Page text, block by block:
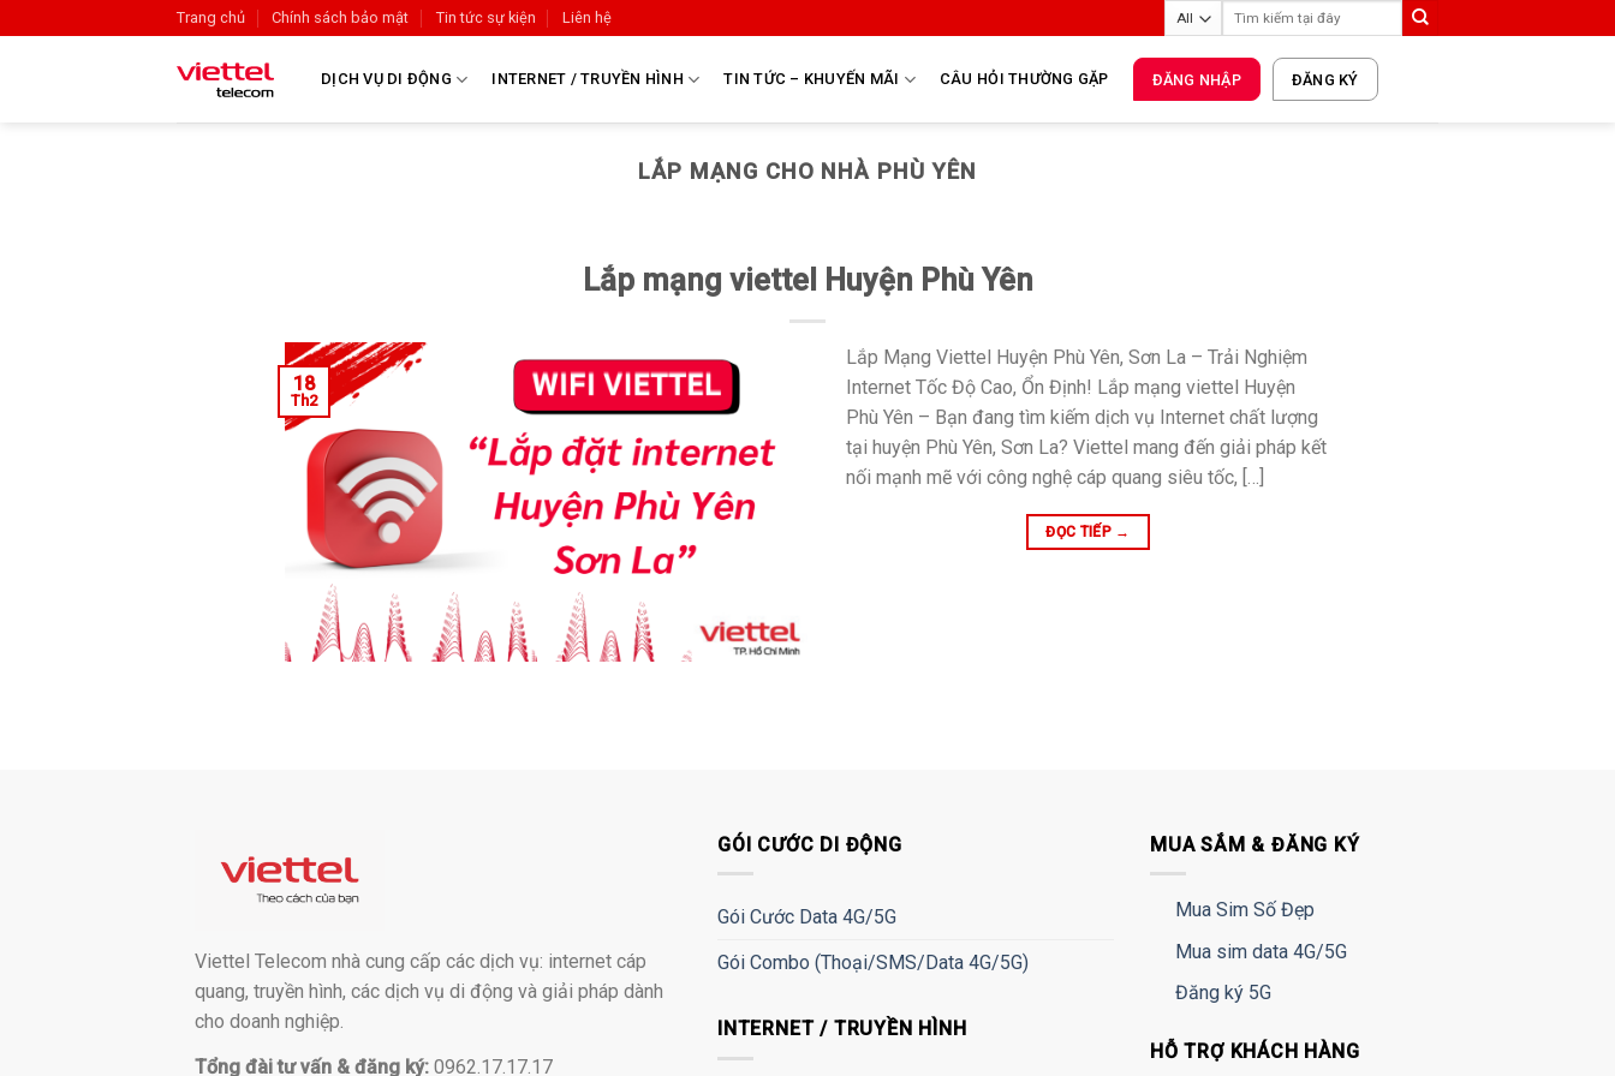
Trang chủ Chính sách bảo mật Tin tức sự kiện Liên hệ
DỊCH VỤ DI ĐỘNG INTERNET / TRUYỀN HÌNH TIN TỨC – KHUYẾN MÃI CÂU HỎI THƯỜNG GẶP ĐĂNG NHẬP ĐĂNG KÝ
LẮP MẠNG CHO NHÀ PHÙ YÊN
Lắp mạng viettel Huyện Phù Yên
18
Th2
Lắp Mạng Viettel Huyện Phù Yên, Sơn La – Trải Nghiệm
Internet Tốc Độ Cao, Ổn Định! Lắp mạng viettel Huyện
Phù Yên – Bạn đang tìm kiếm dịch vụ Internet chất lượng
tại huyện Phù Yên, Sơn La? Viettel mang đến giải pháp kết
nối mạnh mẽ với công nghệ cáp quang siêu tốc, […]
ĐỌC TIẾP →
Viettel Telecom nhà cung cấp các dịch vụ: internet cáp
quang, truyền hình, các dịch vụ di động và giải pháp dành
cho doanh nghiệp.
Tổng đài tư vấn & đăng ký: 0962.17.17.17
GÓI CƯỚC DI ĐỘNG
Gói Cước Data 4G/5G
Gói Combo (Thoại/SMS/Data 4G/5G)
INTERNET / TRUYỀN HÌNH
MUA SẮM & ĐĂNG KÝ
Mua Sim Số Đẹp
Mua sim data 4G/5G
Đăng ký 5G
HỖ TRỢ KHÁCH HÀNG